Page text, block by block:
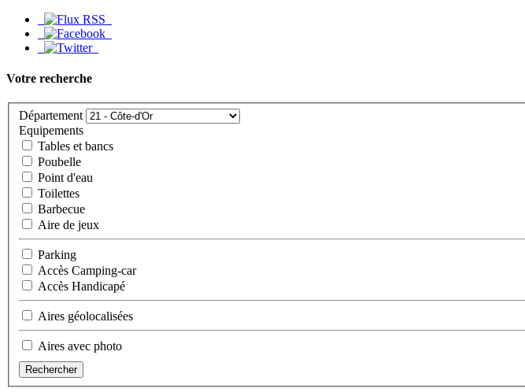
Votre recherche
Département
Equipements
Tables et bancs
Poubelle
Point d'eau
Toilettes
Barbecue
Aire de jeux
Parking
Accès Camping-car
Accès Handicapé
Aires géolocalisées
Aires avec photo
Rechercher